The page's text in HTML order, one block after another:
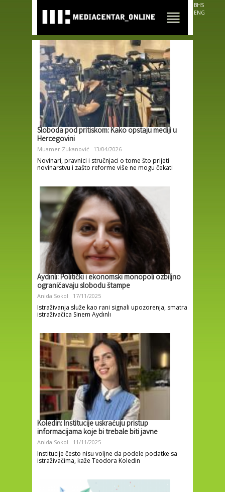
main
content
BHS
ENG
Sloboda pod pritiskom: Kako opstaju mediji u
Hercegovini
Muamer Zukanović 13/04/2026
Novinari, pravnici i stručnjaci o tome što prijeti
novinarstvu i zašto reforme više ne mogu čekati
Aydınlı: Politički i ekonomski monopoli ozbiljno
ograničavaju slobodu štampe
Anida Sokol 17/11/2025
Istraživanja služe kao rani signali upozorenja, smatra
istraživačica Sinem Aydınlı
Koledin: Institucije uskraćuju pristup
informacijama koje bi trebale biti javne
Anida Sokol 11/11/2025
Institucije često nisu voljne da podele podatke sa
istraživačima, kaže Teodora Koledin